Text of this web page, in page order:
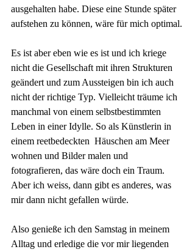
ausgehalten habe. Diese eine Stunde später
aufstehen zu können, wäre für mich optimal.
Es ist aber eben wie es ist und ich kriege
nicht die Gesellschaft mit ihren Strukturen
geändert und zum Aussteigen bin ich auch
nicht der richtige Typ. Vielleicht träume ich
manchmal von einem selbstbestimmten
Leben in einer Idylle. So als Künstlerin in
einem reetbedeckten  Häuschen am Meer
wohnen und Bilder malen und
fotografieren, das wäre doch ein Traum.
Aber ich weiss, dann gibt es anderes, was
mir dann nicht gefallen würde.
Also genieße ich den Samstag in meinem
Alltag und erledige die vor mir liegenden